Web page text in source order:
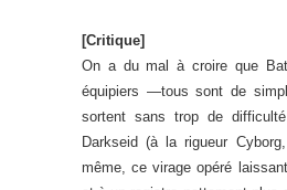
[Critique]
On a du mal à croire que
équipiers —tous sont de
sortent sans trop de
Darkseid (à la rigueur
même, ce virage opéré